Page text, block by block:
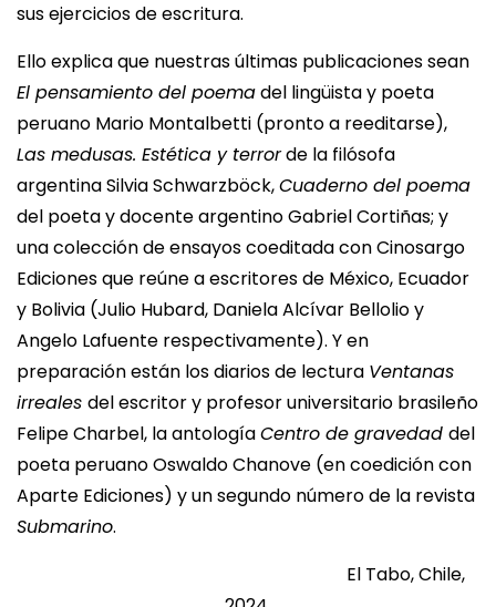
sus ejercicios de escritura.
Ello explica que nuestras últimas publicaciones sean
El pensamiento del poemadel lingüista y poeta
peruano Mario Montalbetti (pronto a reeditarse),
Las medusas. Estética y terrorde la filósofa
argentina Silvia Schwarzböck,Cuaderno del poema
del poeta y docente argentino Gabriel Cortiñas; y
una colección de ensayos coeditada con Cinosargo
Ediciones que reúne a escritores de México, Ecuador
y Bolivia (Julio Hubard, Daniela Alcívar Bellolio y
Angelo Lafuente respectivamente). Y en
preparación están los diarios de lectura Ventanas
irreales del escritor y profesor universitario brasileño
Felipe Charbel, la antologíaCentro de gravedad del
poeta peruano Oswaldo Chanove (en coedición con
Aparte Ediciones) y un segundo número de la revista
Submarino.
El Tabo, Chile,